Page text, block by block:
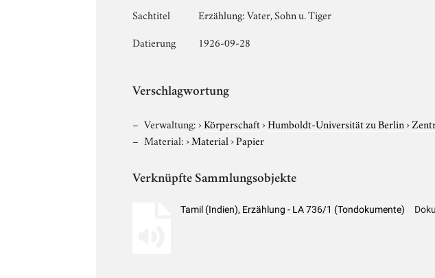
Sachtitel
Erzählung: Vater, Sohn u. Tiger
Datierung
1926-09-28
Verschlagwortung
Verwaltung:›Körperschaft›Humboldt-Universität zu Berlin›
Material:›Material›Papier
Verknüpfte Sammlungsobjekte
Tamil (Indien), Erzählung - LA 736/1 (Tondokumente)